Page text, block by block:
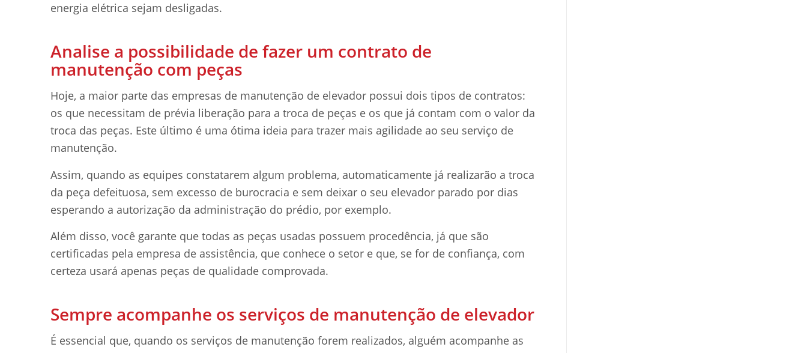
energia elétrica sejam desligadas.
Analise a possibilidade de fazer um contrato de
manutenção com peças
Hoje, a maior parte das empresas de manutenção de elevador possui dois tipos de contratos:
os que necessitam de prévia liberação para a troca de peças e os que já contam com o valor da
troca das peças. Este último é uma ótima ideia para trazer mais agilidade ao seu serviço de
manutenção.
Assim, quando as equipes constatarem algum problema, automaticamente já realizarão a troca
da peça defeituosa, sem excesso de burocracia e sem deixar o seu elevador parado por dias
esperando a autorização da administração do prédio, por exemplo.
Além disso, você garante que todas as peças usadas possuem procedência, já que são
certificadas pela empresa de assistência, que conhece o setor e que, se for de confiança, com
certeza usará apenas peças de qualidade comprovada.
Sempre acompanhe os serviços de manutenção de elevador
É essencial que, quando os serviços de manutenção forem realizados, alguém acompanhe as